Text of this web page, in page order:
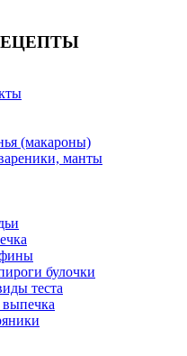
(макароны)
манты
булочки
теста
выпечка